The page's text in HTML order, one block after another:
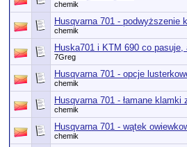
chemik
Husqvarna 701 - podwyższenie
chemik
Huska701 i KTM 690 co pasuje,
7Greg
Husqvarna 701 - opcje
chemik
Husqvarna 701 - łamane klamki
chemik
Husqvarna 701 - wątek
chemik